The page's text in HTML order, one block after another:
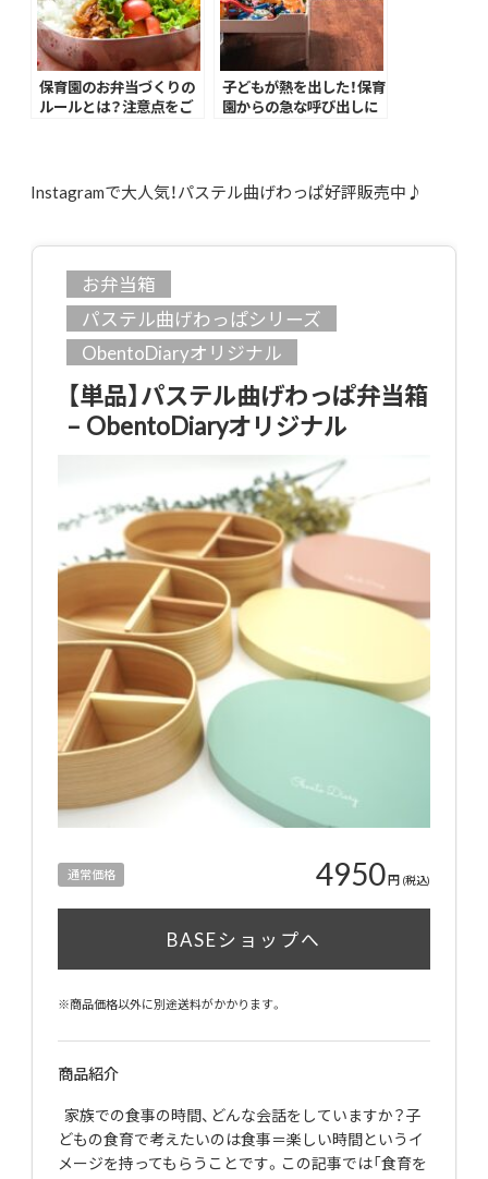
保育園のお弁当づくりの
ルールとは？注意点をご
子どもが熱を出した！保育
園からの急な呼び出しに
Instagramで大人気！パステル曲げわっぱ好評販売中♪
お弁当箱
パステル曲げわっぱシリーズ
ObentoDiaryオリジナル
【単品】パステル曲げわっぱ弁当箱
– ObentoDiaryオリジナル
通常価格 4950円 (税込)
BASEショップへ
※商品価格以外に別途送料がかかります。
商品紹介
家族での食事の時間、どんな会話をしていますか？子
どもの食育で考えたいのは食事＝楽しい時間というイ
メージを持ってもらうことです。この記事では「食育を